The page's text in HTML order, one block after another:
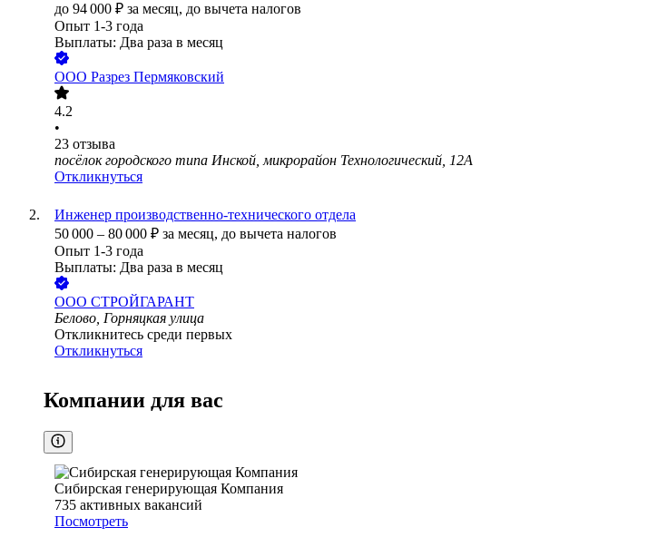
до 94 000 ₽ за месяц, до вычета налогов
Опыт 1-3 года
Выплаты: Два раза в месяц
ООО Разрез Пермяковский
4.2
•
23 отзыва
посёлок городского типа Инской, микрорайон Технологический, 12А
Откликнуться
Инженер производственно-технического отдела
50 000 – 80 000 ₽ за месяц, до вычета налогов
Опыт 1-3 года
Выплаты: Два раза в месяц
ООО СТРОЙГАРАНТ
Белово, Горняцкая улица
Откликнитесь среди первых
Откликнуться
Компании для вас
Сибирская генерирующая Компания
735 активных вакансий
Посмотреть